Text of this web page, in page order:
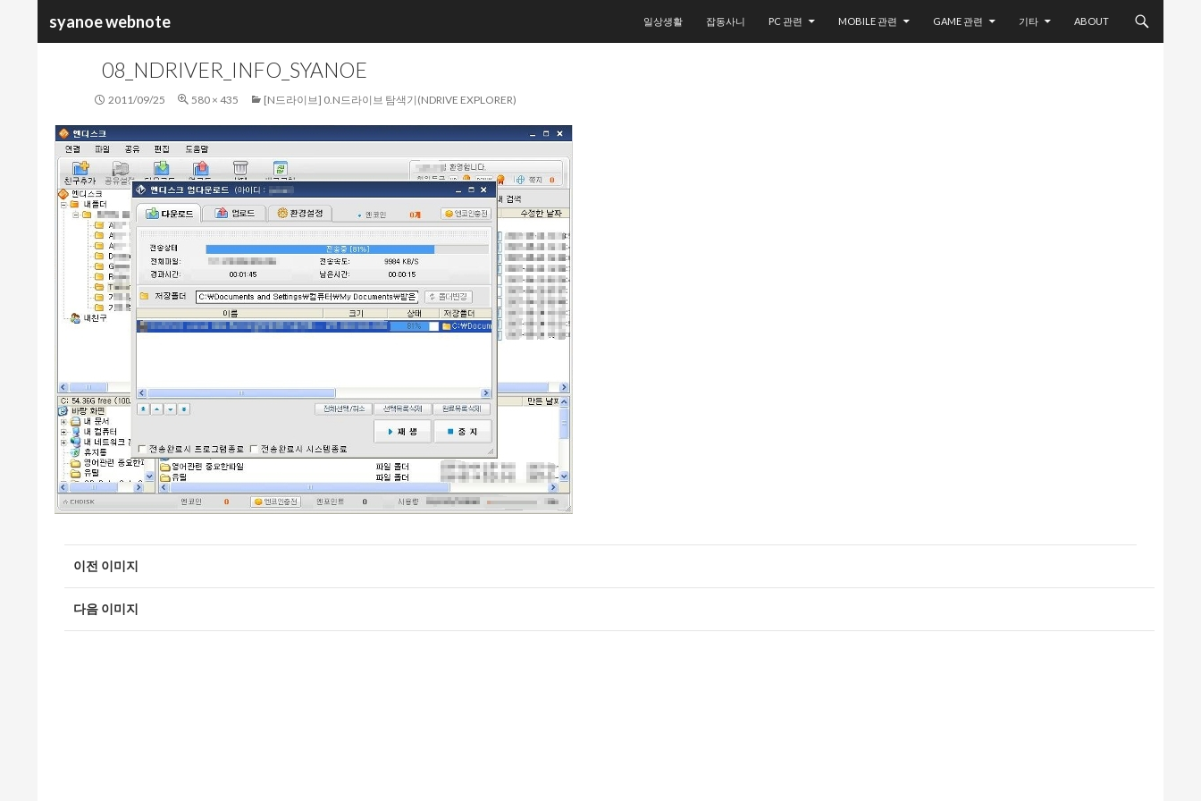
syanoe webnote
색
일상생활
잡동사니 PC 관련 MOBILE 관련 GAME 관련 기타 ABOUT
08_NDRIVER_INFO_SYANOE
2011/09/25 580 × 435 [N드라이브] 0.N드라이브 탐색기(NDRIVE EXPLORER)
이전 이미지
다음 이미지